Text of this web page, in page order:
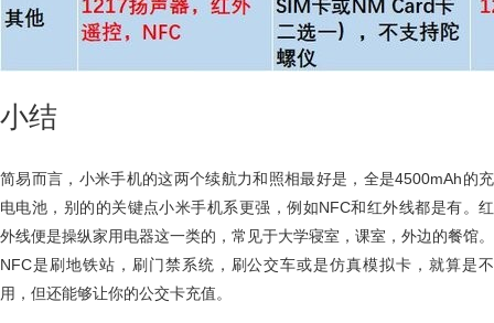
小结
简易而言，小米手机的这两个续航力和照相最好是，全是4500mAh的充
电电池，别的的关键点小米手机系更强，例如NFC和红外线都是有。红
外线便是操纵家用电器这一类的，常见于大学寝室，课室，外边的餐馆。
NFC是刷地铁站，刷门禁系统，刷公交车或是仿真模拟卡，就算是不
用，但还能够让你的公交卡充值。